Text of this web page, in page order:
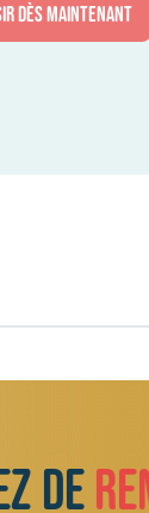
dès maintenant
de